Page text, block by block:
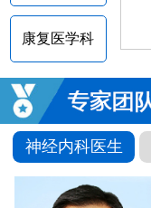
康复医学科
神经内科医生